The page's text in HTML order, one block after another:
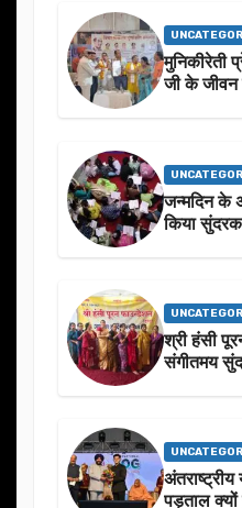
मुनिकीरेती
जी के जीवन
जन्मदिन के
किया
श्री हंसी
संगीतमय
पड़ताल